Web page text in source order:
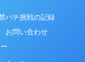
パチ挑戦の記録
お問い合わせ